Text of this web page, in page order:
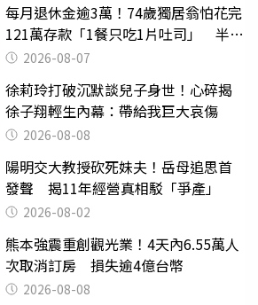
每月退休金逾3萬！74歲獨居翁怕花完
121萬存款「1餐只吃1片吐司」 半年
後暴瘦嚇壞女兒
2026-08-07
徐莉玲打破沉默談兒子身世！心碎揭
徐子翔輕生內幕：帶給我巨大哀傷
2026-08-08
陽明交大教授砍死妹夫！岳母追思首
發聲 揭11年經營真相駁「爭產」
2026-08-02
熊本強震重創觀光業！4天內6.55萬人
次取消訂房 損失逾4億台幣
2026-08-08